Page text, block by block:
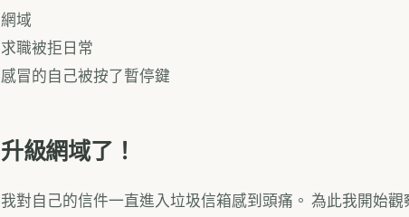
網域
求職被拒日常
感冒的自己被按了暫停鍵
升級網域了！
我對自己的信件一直進入垃圾信箱感到頭痛。 為此我開始